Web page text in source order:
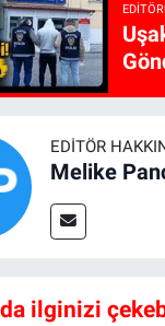
EDITÖR
Melike
ilginizi